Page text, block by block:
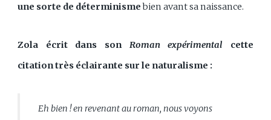
une sorte de déterminismebien avant sa naissance.
Zola écrit dans son Roman expérimental cette
citation très éclairante sur le naturalisme :
Eh bien ! en revenant au roman, nous voyons